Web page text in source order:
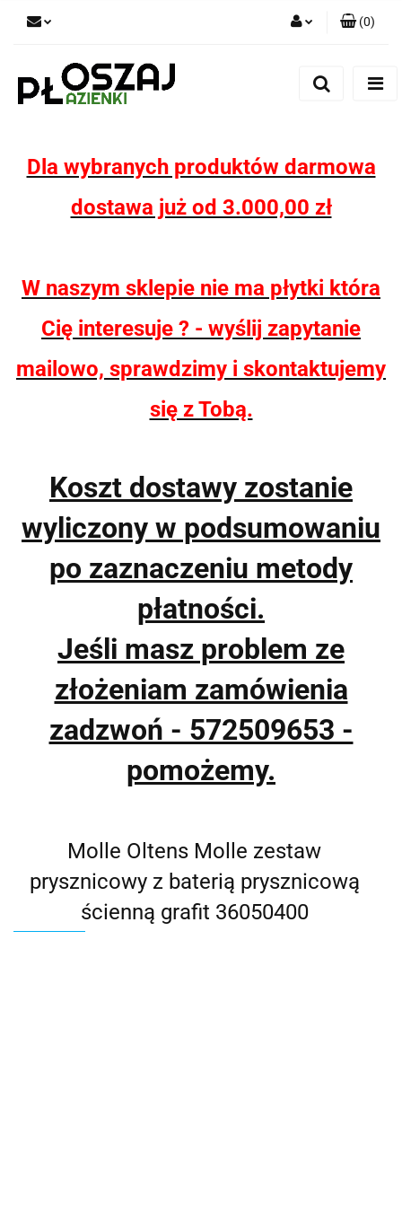
(0)
Dla wybranych produktów darmowa
dostawa już od 3.000,00 zł
W naszym sklepie nie ma płytki która
Cię interesuje ? - wyślij zapytanie
mailowo, sprawdzimy i skontaktujemy
się z Tobą.
Koszt dostawy zostanie
wyliczony w podsumowaniu
po zaznaczeniu metody
płatności.
Jeśli masz problem ze
złożeniam zamówienia
zadzwoń - 572509653 -
pomożemy.
Molle Oltens Molle zestaw
prysznicowy z baterią prysznicową
ścienną grafit 36050400